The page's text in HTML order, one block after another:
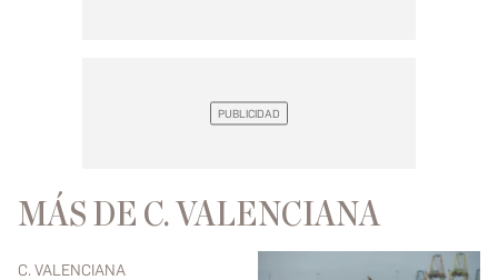
MÁS DE C. VALENCIANA
C. VALENCIANA